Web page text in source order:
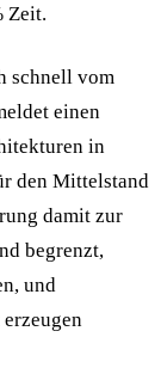
Zeit.
schnell vom
einen
in
den Mittelstand
damit zur
begrenzt,
und